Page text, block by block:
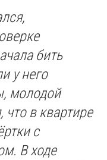
бить
у него
молодой
что в квартире
с
В ходе